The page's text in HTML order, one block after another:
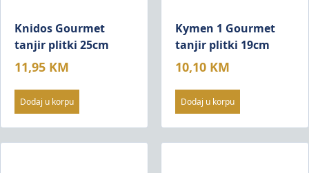
Knidos Gourmet
tanjir plitki 25cm
11,95 KM
Dodaj u korpu
Kymen 1 Gourmet
tanjir plitki 19cm
10,10 KM
Dodaj u korpu